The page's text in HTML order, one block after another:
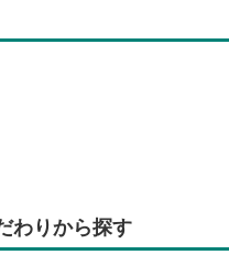
わりから探す